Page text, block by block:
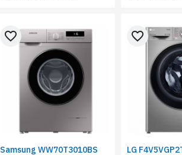
Samsung WW70T3010BS
favorite_border
LG
favorite_border